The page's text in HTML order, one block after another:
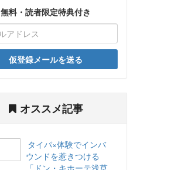
無料・読者限定特典付き
仮登録メールを送る
オススメ記事
タイパ×体験でインバ
ウンドを惹きつける
「ドン・キホーテ浅草